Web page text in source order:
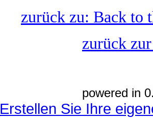
zurück zu: Back to
zurück
powered in
Erstellen Sie Ihre